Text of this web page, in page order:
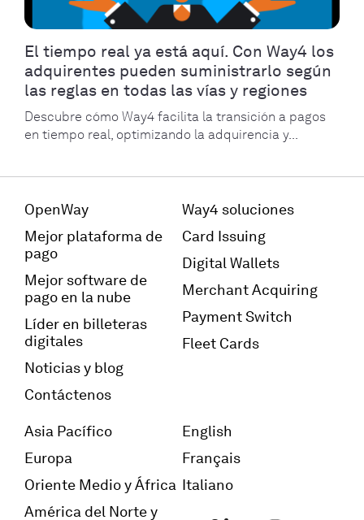
El tiempo real ya está aquí. Con Way4 los
adquirentes pueden suministrarlo según
las reglas en todas las vías y regiones
Descubre cómo Way4 facilita la transición a pagos
en tiempo real, optimizando la adquirencia y...
OpenWay
Mejor plataforma de
pago
Mejor software de
pago en la nube
Líder en billeteras
digitales
Noticias y blog
Contáctenos
Way4 soluciones
Card Issuing
Digital Wallets
Merchant Acquiring
Payment Switch
Fleet Cards
Asia Pacífico
Europa
Oriente Medio y África
América del Norte y
English
Français
Italiano